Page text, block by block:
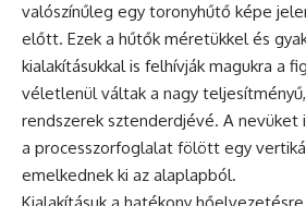
valószínűleg egy toronyhűtő képe
előtt. Ezek a hűtők méretükkel és
kialakításukkal is felhívják magukra a
véletlenül váltak a nagy
rendszerek sztenderdjévé. A nevüket
a processzorfoglalat fölött egy
emelkednek ki az alaplapból.